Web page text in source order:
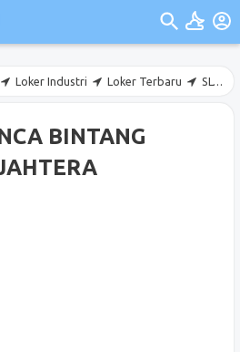
Loker Industri Loker Terbaru SLTA
BINTANG